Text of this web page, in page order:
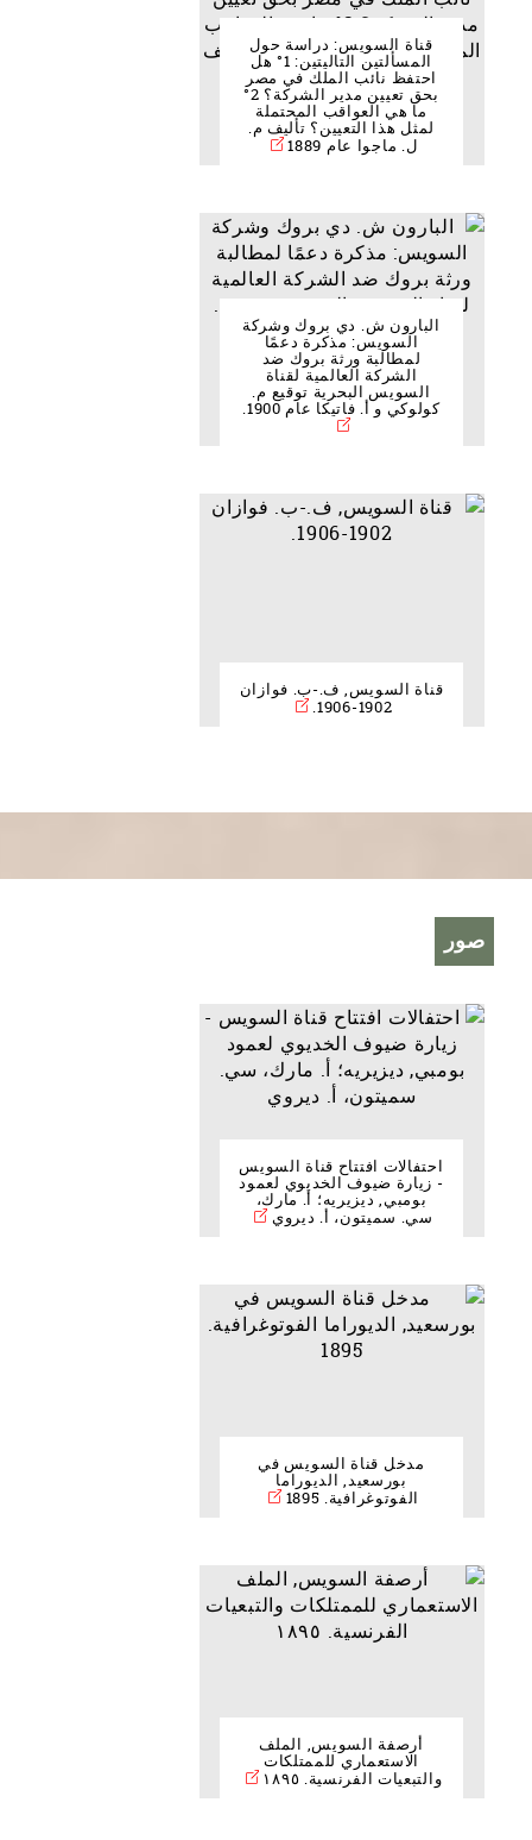
قناة السويس: دراسة حول
المسألتين التاليتين: 1° هل
احتفظ نائب الملك في مصر
بحق تعيين مدير الشركة؟ 2°
ما هي العواقب المحتملة
لمثل هذا التعيين؟ تأليف م.
ل. ماجوا عام 1889
البارون ش. دي بروك وشركة
السويس: مذكرة دعمًا
لمطالبة ورثة بروك ضد
الشركة العالمية لقناة
السويس البحرية توقيع م.
كولوكي و أ. فاتيكا عام 1900.
قناة السويس, ف.-ب. فوازان
1902-1906.
صور
احتفالات افتتاح قناة السويس
- زيارة ضيوف الخديوي لعمود
بومبي, ديزيريه؛ أ. مارك،
سي. سميتون، أ. ديروي
مدخل قناة السويس في
بورسعيد, الديوراما
الفوتوغرافية. 1895
أرصفة السويس, الملف
الاستعماري للممتلكات
والتبعيات الفرنسية. ١٨٩٥